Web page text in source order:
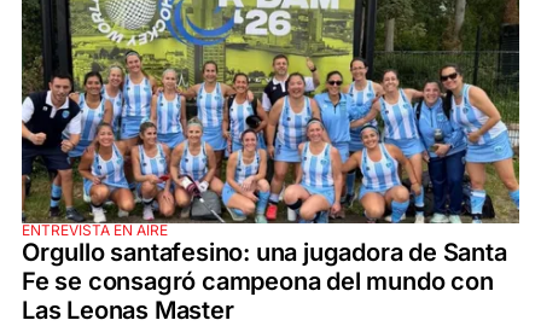
ENTREVISTA EN AIRE
Orgullo santafesino: una jugadora de Santa
Fe se consagró campeona del mundo con
Las Leonas Master